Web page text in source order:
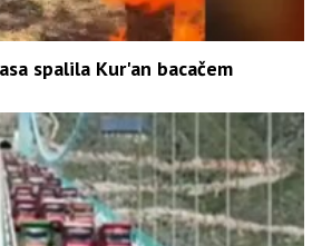
spalila Kur'an bacačem